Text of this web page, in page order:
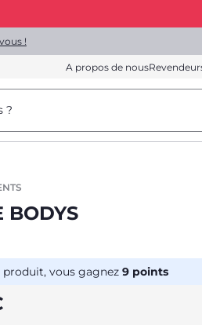
!
A propos de nous
?
BODYS
produit, vous gagnez 9 points